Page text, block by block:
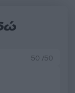
50 /50